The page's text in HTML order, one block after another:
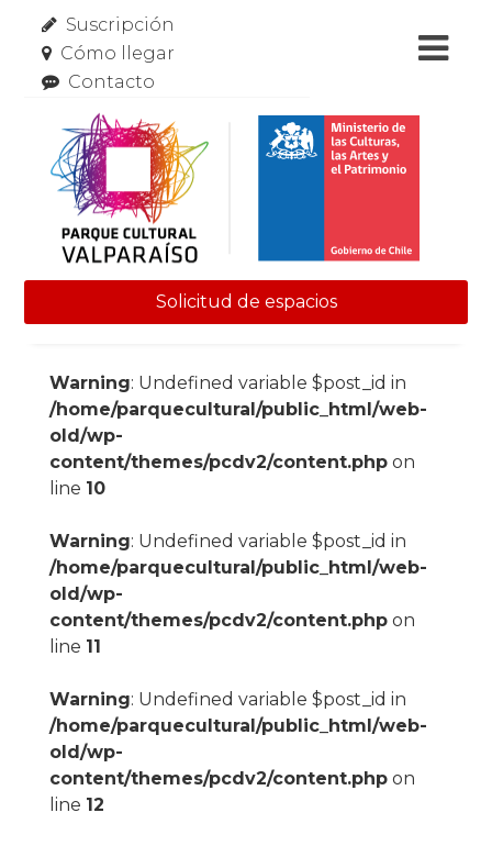
Suscripción
Cómo llegar
Contacto
Solicitud de espacios
Warning: Undefined variable $post_id in
/home/parquecultural/public_html/web-
old/wp-
content/themes/pcdv2/content.phpon
line 10
Warning: Undefined variable $post_id in
/home/parquecultural/public_html/web-
old/wp-
content/themes/pcdv2/content.phpon
line 11
Warning: Undefined variable $post_id in
/home/parquecultural/public_html/web-
old/wp-
content/themes/pcdv2/content.phpon
line 12